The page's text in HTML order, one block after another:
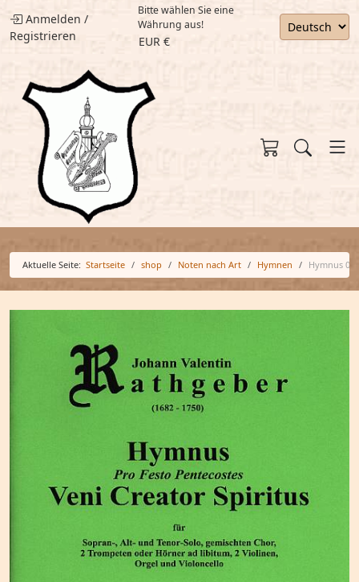
Anmelden /
Registrieren
Bitte wählen Sie eine
Währung aus!
EUR €
Aktuelle Seite: Startseite shop Noten nach Art Hymnen Hymnus